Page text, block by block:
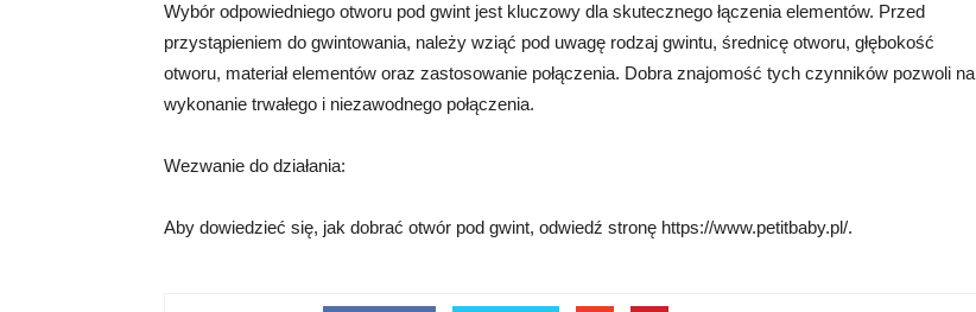
Wybór odpowiedniego otworu pod gwint jest kluczowy dla skutecznego łączenia elementów. Przed
przystąpieniem do gwintowania, należy wziąć pod uwagę rodzaj gwintu, średnicę otworu, głębokość
otworu, materiał elementów oraz zastosowanie połączenia. Dobra znajomość tych czynników pozwoli na
wykonanie trwałego i niezawodnego połączenia.
Wezwanie do działania:
Aby dowiedzieć się, jak dobrać otwór pod gwint, odwiedź stronę https://www.petitbaby.pl/.